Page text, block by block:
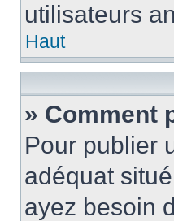
utilisateurs
Haut
» Comment
Pour publier
adéquat
ayez besoin